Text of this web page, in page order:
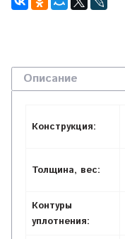
Описание
Конструкция:
Толщина, вес:
Контуры
уплотнения: